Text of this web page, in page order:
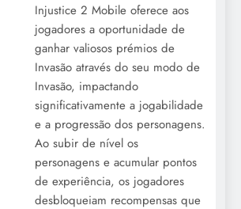
Injustice 2 Mobile oferece aos
jogadores a oportunidade de
ganhar valiosos prémios de
Invasão através do seu modo de
Invasão, impactando
significativamente a jogabilidade
e a progressão dos personagens.
Ao subir de nível os
personagens e acumular pontos
de experiência, os jogadores
desbloqueiam recompensas que